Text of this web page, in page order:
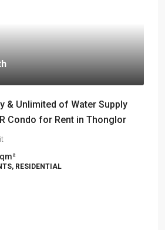
& Unlimited of Water Supply
Condo for Rent in Thonglor
RESIDENTIAL